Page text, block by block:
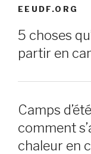
EEUDF.ORG
5 choses
partir en
Camps
comment
chaleur en